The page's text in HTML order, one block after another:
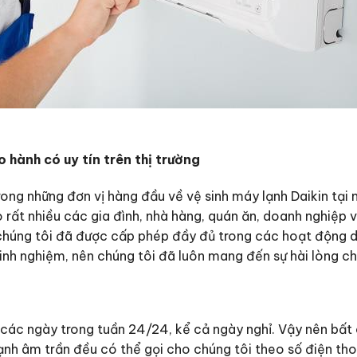
hành có uy tín trên thị trường
những đơn vị hàng đầu về vệ sinh máy lạnh Daikin tại
rất nhiều các gia đình, nhà hàng, quán ăn, doanh nghiệp
tôi đã được cấp phép đầy đủ trong các hoạt động
nghiệm, nên chúng tôi đã luôn mang đến sự hài lòng
ngày trong tuần 24/24, kể cả ngày nghỉ. Vậy nên bất
âm trần đều có thể gọi cho chúng tôi theo số điện